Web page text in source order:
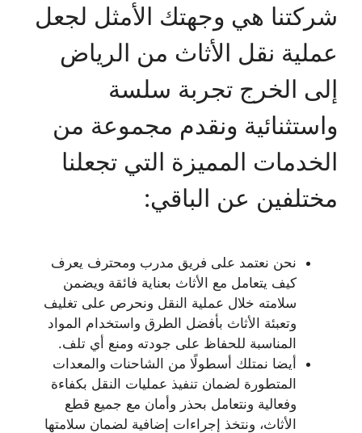
شركتنا هي وجهتك الأمثل لجعل
عملية نقل الأثاث من الرياض
إلى الخرج تجربة سلسة
واستثنائية ونقدم مجموعة من
الخدمات المميزة التي تجعلنا
مختلفين عن الباقي:
نحن نعتمد على فريق مدرب ومحترف يعرف
كيف يتعامل مع الأثاث بعناية فائقة ويضمن
سلامته خلال عملية النقل ونحرص على تغليف
وتعبئة الأثاث بأفضل الطرق واستخدام المواد
المناسبة للحفاظ على جودته ومنع أي تلف.
أيضا نمتلك أسطولًا من الشاحنات والمعدات
المتطورة لضمان تنفيذ عمليات النقل بكفاءة
وفعالية ونتعامل بحذر وأمان مع جميع قطع
الأثاث، ونتخذ إجراءات إضافية لضمان سلامتها